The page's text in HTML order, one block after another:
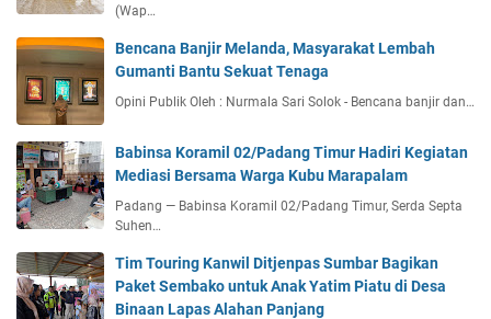
(Wap…
Bencana Banjir Melanda, Masyarakat Lembah
Gumanti Bantu Sekuat Tenaga
Opini Publik Oleh : Nurmala Sari Solok - Bencana banjir dan…
Babinsa Koramil 02/Padang Timur Hadiri Kegiatan
Mediasi Bersama Warga Kubu Marapalam
Padang — Babinsa Koramil 02/Padang Timur, Serda Septa
Suhen…
Tim Touring Kanwil Ditjenpas Sumbar Bagikan
Paket Sembako untuk Anak Yatim Piatu di Desa
Binaan Lapas Alahan Panjang